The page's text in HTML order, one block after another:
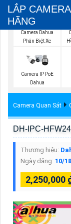
LẮP
HÃNG
Camera Dahua
Phân Biệt Xe
Camera IP PoE
Dahua
Camera Quan Sát
DH-IPC-
Thương hiệu:
Ngày đăng: 10/
2,250,000